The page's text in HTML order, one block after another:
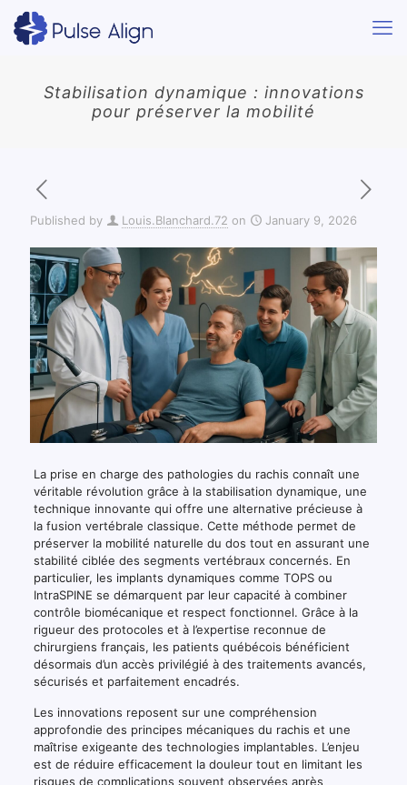
Stabilisation dynamique : innovations
pour préserver la mobilité
Published by Louis.Blanchard.72 on January 9, 2026
La prise en charge des pathologies du rachis connaît une
véritable révolution grâce à la stabilisation dynamique, une
technique innovante qui offre une alternative précieuse à
la fusion vertébrale classique. Cette méthode permet de
préserver la mobilité naturelle du dos tout en assurant une
stabilité ciblée des segments vertébraux concernés. En
particulier, les implants dynamiques comme TOPS ou
IntraSPINE se démarquent par leur capacité à combiner
contrôle biomécanique et respect fonctionnel. Grâce à la
rigueur des protocoles et à l’expertise reconnue de
chirurgiens français, les patients québécois bénéficient
désormais d’un accès privilégié à des traitements avancés,
sécurisés et parfaitement encadrés.
Les innovations reposent sur une compréhension
approfondie des principes mécaniques du rachis et une
maîtrise exigeante des technologies implantables. L’enjeu
est de réduire efficacement la douleur tout en limitant les
risques de complications souvent observées après